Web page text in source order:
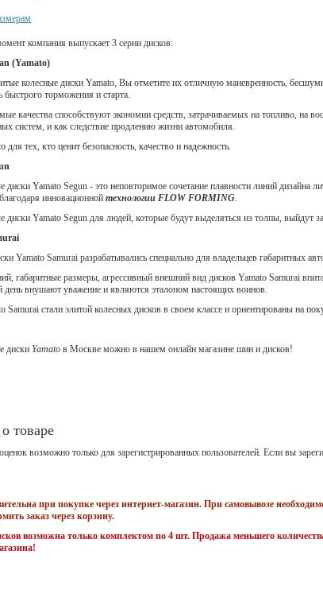
компания выпускает 3 серии дисков:
(Yamato)
колесные диски Yamato, Вы отметите их отличную маневренность,
быстрого торможения и старта.
качества способствуют экономии средств, затрачиваемых на топливо, на
систем, и как следствие продлению жизни автомобиля.
для тех, кто ценит безопасность, качество и надежность.
диски Yamato Segun - это неповторимое сочетание плавности линий дизайна
инновационной технологии FLOW FORMING.
диски Yamato Segun для людей, которые будут выделяться из толпы, выйдут
Yamato Samurai разрабатывались специально для владельцев габаритных
габаритные размеры, агрессивный внешний вид дисков Yamato Samurai
день внушают уважение и являются эталоном настоящих воинов.
Samurai стали элитой колесных дисков в своем классе и ориентированы на
диски Yamato в Москве можно в нашем онлайн магазине шин и дисков!
товаре
возможно только для зарегистрированных пользователей. Если вы
при покупке через интернет-магазин. При самовывозе
заказ через корзину.
возможна только комплектом по 4 шт. Продажа меньшего